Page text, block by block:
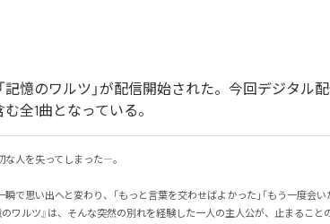
記憶のワルツ」が配信開始された。今回デジタル
全1曲となっている。
な人を失ってしまった―。
で思い出へと変わり、「もっと言葉を交わせばよかった」「もう一度会
のワルツ』は、そんな突然の別れを経験した一人の主人公が、止まるこ